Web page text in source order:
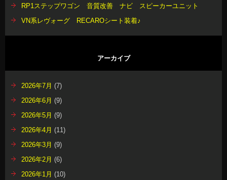
RP1ステップワゴン 音質改善 ナビ スピーカーユニット
VN系レヴォーグ RECAROシート装着♪
アーカイブ
2026年7月 (7)
2026年6月 (9)
2026年5月 (9)
2026年4月 (11)
2026年3月 (9)
2026年2月 (6)
2026年1月 (10)